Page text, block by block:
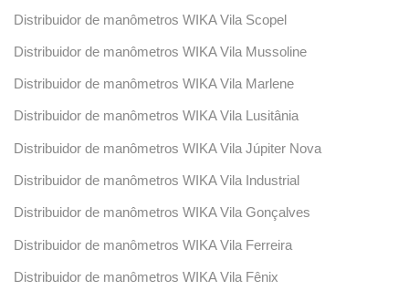
Distribuidor de manômetros WIKA Vila Scopel
Distribuidor de manômetros WIKA Vila Mussoline
Distribuidor de manômetros WIKA Vila Marlene
Distribuidor de manômetros WIKA Vila Lusitânia
Distribuidor de manômetros WIKA Vila Júpiter Nova
Distribuidor de manômetros WIKA Vila Industrial
Distribuidor de manômetros WIKA Vila Gonçalves
Distribuidor de manômetros WIKA Vila Ferreira
Distribuidor de manômetros WIKA Vila Fênix